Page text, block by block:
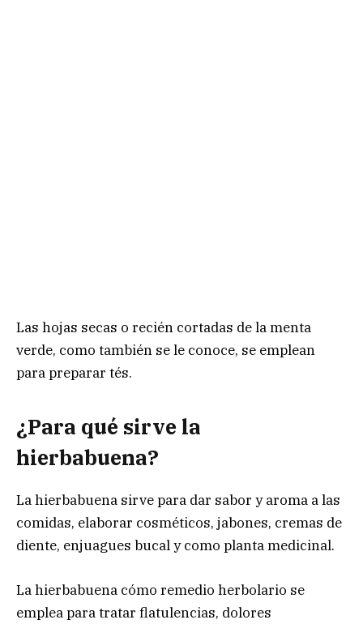
Las hojas secas o recién cortadas de la menta
verde, como también se le conoce, se emplean
para preparar tés.
¿Para qué sirve la
hierbabuena?
La hierbabuena sirve para dar sabor y aroma a las
comidas, elaborar cosméticos, jabones, cremas de
diente, enjuagues bucal y como planta medicinal.
La hierbabuena cómo remedio herbolario se
emplea para tratar flatulencias, dolores